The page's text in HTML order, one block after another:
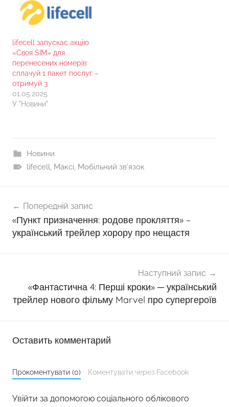
lifecell запускає акцію
«Своя SIM» для
перенесених номерів:
сплачуй 1 пакет послуг –
отримуй 3
01.05.2025
У "Новини"
Новини
lifecell, Максі, Мобільний зв'язок
записів
Попередній запис
«Пункт призначення: родове прокляття» –
український трейлер хорору про нещастя
Наступний запис
«Фантастична 4: Перші кроки» ─ український
трейлер нового фільму Marvel про супергероїв
Оставить комментарий
Прокоментувати (0) Коментувати через Facebook
Увійти за допомогою соціального облікового